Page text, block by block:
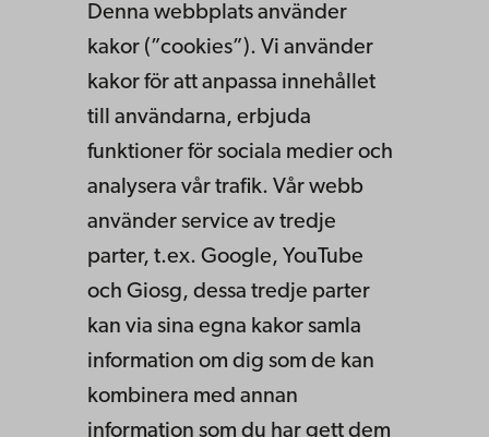
Denna webbplats använder
kakor (”cookies”). Vi använder
kakor för att anpassa innehållet
till användarna, erbjuda
funktioner för sociala medier och
analysera vår trafik. Vår webb
använder service av tredje
parter, t.ex. Google, YouTube
och Giosg, dessa tredje parter
kan via sina egna kakor samla
information om dig som de kan
kombinera med annan
information som du har gett dem